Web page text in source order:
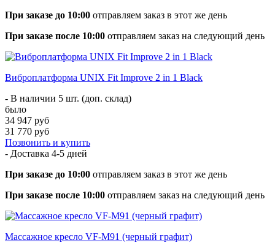
При заказе до 10:00 отправляем заказ в этот же день
При заказе после 10:00 отправляем заказ на следующий день
Виброплатформа UNIX Fit Improve 2 in 1 Black
- В наличии 5 шт. (доп. склад)
было
34 947 руб
31 770 руб
Позвонить и купить
- Доставка 4-5 дней
При заказе до 10:00 отправляем заказ в этот же день
При заказе после 10:00 отправляем заказ на следующий день
Массажное кресло VF-M91 (черный графит)